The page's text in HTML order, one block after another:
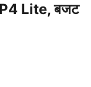
P4 Lite, बजट